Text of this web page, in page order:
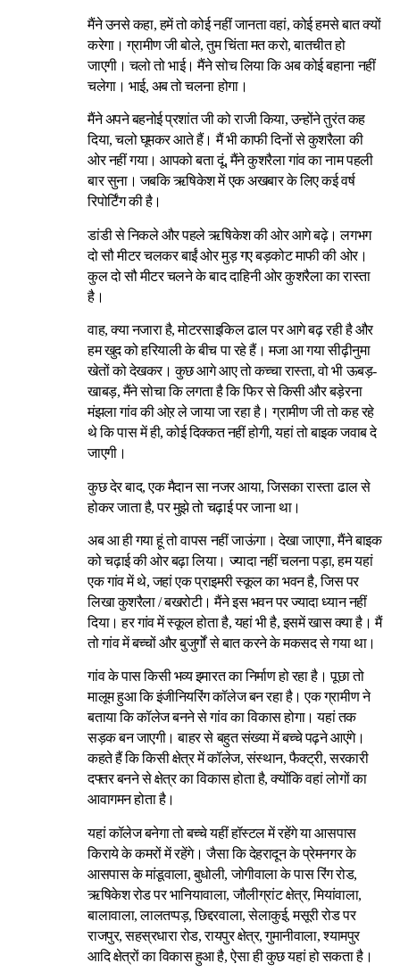
मैंने उनसे कहा, हमें तो कोई नहीं जानता वहां, कोई हमसे बात क्यों
करेगा। ग्रामीण जी बोले, तुम चिंता मत करो, बातचीत हो
जाएगी। चलो तो भाई। मैंने सोच लिया कि अब कोई बहाना नहीं
चलेगा। भाई, अब तो चलना होगा।
मैंने अपने बहनोई प्रशांत जी को राजी किया, उन्होंने तुरंत कह
दिया, चलो घूमकर आते हैं। मैं भी काफी दिनों से कुशरैला की
ओर नहीं गया। आपको बता दूं, मैंने कुशरैला गांव का नाम पहली
बार सुना। जबकि ऋषिकेश में एक अखबार के लिए कई वर्ष
रिपोर्टिंग की है।
डांडी से निकले और पहले ऋषिकेश की ओर आगे बढ़े। लगभग
दो सौ मीटर चलकर बाईं ओर मुड़ गए बड़कोट माफी की ओर।
कुल दो सौ मीटर चलने के बाद दाहिनी ओर कुशरैला का रास्ता
है।
वाह, क्या नजारा है, मोटरसाइकिल ढाल पर आगे बढ़ रही है और
हम खुद को हरियाली के बीच पा रहे हैं। मजा आ गया सीढ़ीनुमा
खेतों को देखकर। कुछ आगे आए तो कच्चा रास्ता, वो भी ऊबड़-
खाबड़, मैंने सोचा कि लगता है कि फिर से किसी और बड़ेरना
मंझला गांव की ओऱ ले जाया जा रहा है। ग्रामीण जी तो कह रहे
थे कि पास में ही, कोई दिक्कत नहीं होगी, यहां तो बाइक जवाब दे
जाएगी।
कुछ देर बाद, एक मैदान सा नजर आया, जिसका रास्ता ढाल से
होकर जाता है, पर मुझे तो चढ़ाई पर जाना था।
अब आ ही गया हूं तो वापस नहीं जाऊंगा। देखा जाएगा, मैंने बाइक
को चढ़ाई की ओर बढ़ा लिया। ज्यादा नहीं चलना पड़ा, हम यहां
एक गांव में थे, जहां एक प्राइमरी स्कूल का भवन है, जिस पर
लिखा कुशरैला / बखरोटी। मैंने इस भवन पर ज्यादा ध्यान नहीं
दिया। हर गांव में स्कूल होता है, यहां भी है, इसमें खास क्या है। मैं
तो गांव में बच्चों और बुजुर्गों से बात करने के मकसद से गया था।
गांव के पास किसी भव्य इमारत का निर्माण हो रहा है। पूछा तो
मालूम हुआ कि इंजीनियरिंग कॉलेज बन रहा है। एक ग्रामीण ने
बताया कि कॉलेज बनने से गांव का विकास होगा। यहां तक
सड़क बन जाएगी। बाहर से बहुत संख्या में बच्चे पढ़ने आएंगे।
कहते हैं कि किसी क्षेत्र में कॉलेज, संस्थान, फैक्ट्री, सरकारी
दफ्तर बनने से क्षेत्र का विकास होता है, क्योंकि वहां लोगों का
आवागमन होता है।
यहां कॉलेज बनेगा तो बच्चे यहीं हॉस्टल में रहेंगे या आसपास
किराये के कमरों में रहेंगे। जैसा कि देहरादून के प्रेमनगर के
आसपास के मांडूवाला, बुधोली, जोगीवाला के पास रिंग रोड,
ऋषिकेश रोड पर भानियावाला, जौलीग्रांट क्षेत्र, मियांवाला,
बालावाला, लालतप्पड़, छिद्दरवाला, सेलाकुई, मसूरी रोड पर
राजपुर, सहस्रधारा रोड, रायपुर क्षेत्र, गुमानीवाला, श्यामपुर
आदि क्षेत्रों का विकास हुआ है, ऐसा ही कुछ यहां हो सकता है।